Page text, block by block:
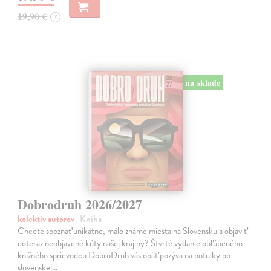
19,90 € ?
na sklade
Dobrodruh 2026/2027
kolektív autorov| Kniha
Chcete spoznať unikátne, málo známe miesta na Slovensku a objaviť
doteraz neobjavené kúty našej krajiny? Štvrté vydanie obľúbeného
knižného sprievodcu DobroDruh vás opäť pozýva na potulky po
slovenskej…